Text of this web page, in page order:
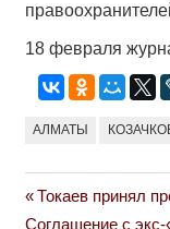
18 февраля
АЛМАТЫ
Навигация
Previous
Post:
Токаев принял
Next
Соглашение с